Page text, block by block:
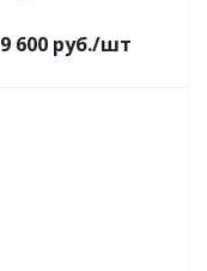
9 600руб./шт